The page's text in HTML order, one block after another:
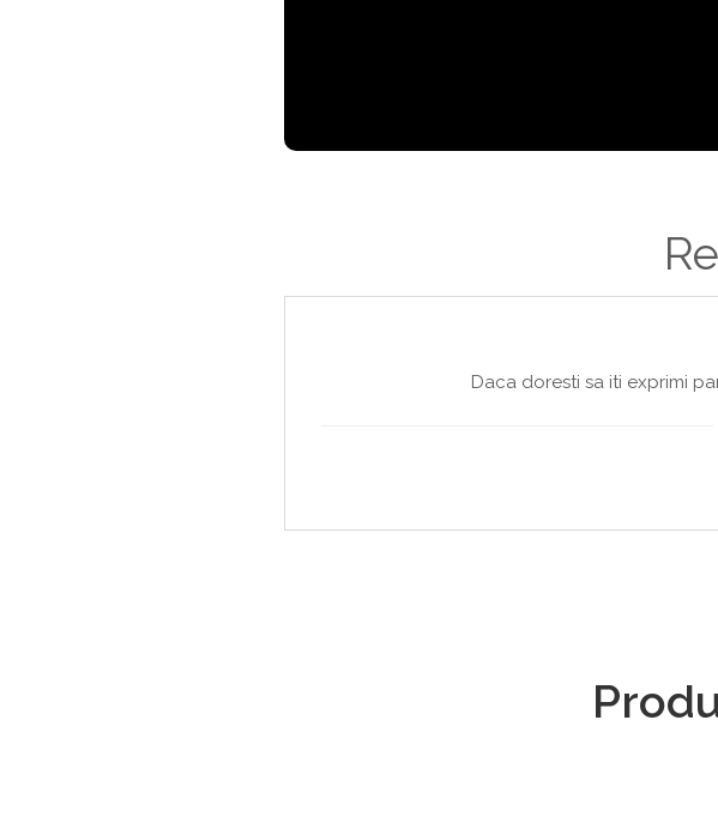
Daca doresti sa iti exprimi